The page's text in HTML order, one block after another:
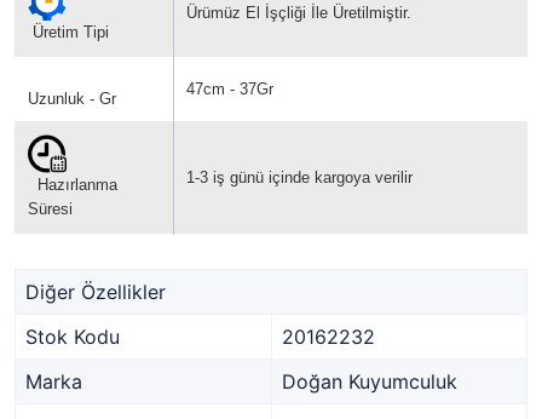
Üretim Tipi
Ürümüz El İşçliği İle Üretilmiştir.
Uzunluk - Gr
47cm - 37Gr
Hazırlanma
Süresi
1-3 iş günü içinde kargoya verilir
Diğer Özellikler
Stok Kodu
20162232
Marka
Doğan Kuyumculuk